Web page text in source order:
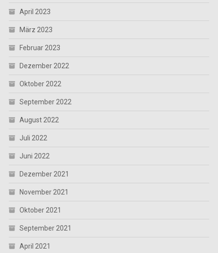
April 2023
März 2023
Februar 2023
Dezember 2022
Oktober 2022
September 2022
August 2022
Juli 2022
Juni 2022
Dezember 2021
November 2021
Oktober 2021
September 2021
April 2021